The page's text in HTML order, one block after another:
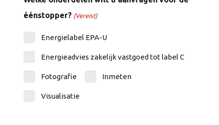
éénstopper? (Vereist)
Energielabel EPA-U
Energieadvies zakelijk vastgoed tot label C
Fotografie Inmeten
Visualisatie